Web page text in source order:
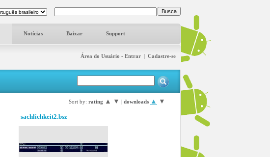
Notícias Baixar Support
Área do Usuário - Entrar | Cadastre-se
Sort by: rating ▲ ▼ | downloads ▲ ▼
sachlichkeit2.bsz